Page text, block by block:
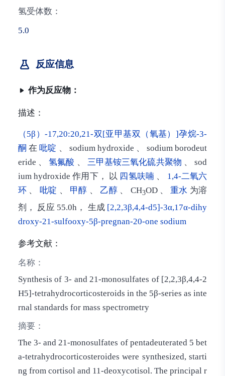
氢受体数：
5.0
反应信息
作为反应物：
描述：
（5β）-17,20:20,21-双[亚甲基双（氧基）]孕烷-3-
酮 在吡啶 、 sodium hydroxide 、 sodium borodeut
eride 、氢氟酸 、 三甲基铵三氧化硫共聚物 、 sod
ium hydroxide 作用下， 以 四氢呋喃 、 1,4-二氧六
环 、 吡啶 、 甲醇 、 乙醇、 CH3OD 、重水 为溶
剂， 反应 55.0h， 生成 [2,2,3β,4,4-d5]-3α,17α-dihy
droxy-21-sulfooxy-5β-pregnan-20-one sodium
参考文献：
名称：
Synthesis of 3- and 21-monosulfates of [2,2,3β,4,4-2
H5]-tetrahydrocorticosteroids in the 5β-series as inte
rnal standards for mass spectrometry
摘要：
The 3- and 21-monosulfates of pentadeuterated 5 bet
a-tetrahydrocorticosteroides were synthesized, starti
ng from cortisol and 11-deoxycotisol. The principal r